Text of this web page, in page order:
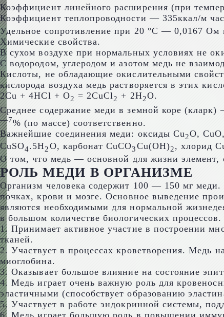
Коэффициент линейного расширения (при
Коэффициент теплопроводности — 335ккал/м
Удельное сопротивление при 20 °C — 0,0167 Ом
Химические свойства.
В сухом воздухе при нормальных условиях не
С водородом, углеродом и азотом медь не
Кислоты, не обладающие окислительными
кислорода воздуха медь растворяется в этих
2Cu + 4HCl + O2 = 2CuCl2 + 2H2O.
Среднее содержание меди в земной коре
—7% (по массе) соответственно.
Важнейшие соединения меди: оксиды Cu2O,
CuSO4.5H2O, карбонат CuCO3Cu(OH)2, хлорид
О том, что медь — основной для жизни элемент,
РОЛЬ МЕДИ В ОРГАНИЗМЕ
Организм человека содержит 100 — 150 мг
почках, крови и мозге. Основное выведение
являются необходимыми для нормальной
в большом количестве биологических
1. Принимает активное участие в построении
тканей.
2. Участвует в процессах кроветворения. Медь
миоглобина.
3. Оказывает большое влияние на состояние
4. Медь играет очень важную роль для
эластичными (способствует образованию
5. Участвует в работе эндокринной системы,
6. Медь играет большую роль в повышении